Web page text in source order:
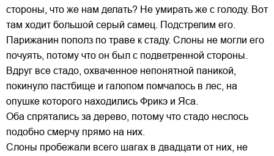
стороны, что же нам делать? Не умирать же с голоду. Вот
там ходит большой серый самец. Подстрелим его.
Парижанин пополз по траве к стаду. Слоны не могли его
почуять, потому что он был с подветренной стороны.
Вдруг все стадо, охваченное непонятной паникой,
покинуло пастбище и галопом помчалось в лес, на
опушке которого находились Фрикэ и Яса.
Оба спрятались за дерево, потому что стадо неслось
подобно смерчу прямо на них.
Слоны пробежали всего шагах в двадцати от них, не